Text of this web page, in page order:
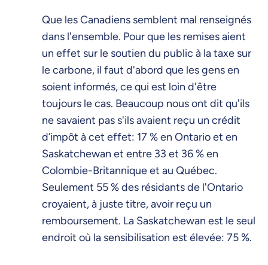
Que les Canadiens semblent mal renseignés
dans l'ensemble. Pour que les remises aient
un effet sur le soutien du public à la taxe sur
le carbone, il faut d'abord que les gens en
soient informés, ce qui est loin d'être
toujours le cas. Beaucoup nous ont dit qu'ils
ne savaient pas s'ils avaient reçu un crédit
d’impôt à cet effet: 17 % en Ontario et en
Saskatchewan et entre 33 et 36 % en
Colombie-Britannique et au Québec.
Seulement 55 % des résidants de l'Ontario
croyaient, à juste titre, avoir reçu un
remboursement. La Saskatchewan est le seul
endroit où la sensibilisation est élevée: 75 %.